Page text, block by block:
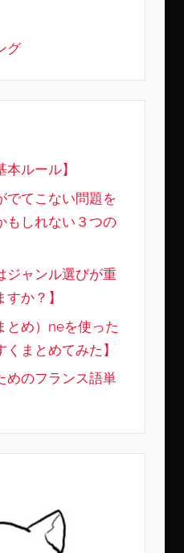
グ
本ルール】
でてこない問題を
もしれない３つの
ジャンル選びが重
か？】
とめ）neを使った
まとめてみた】
めのフランス語単